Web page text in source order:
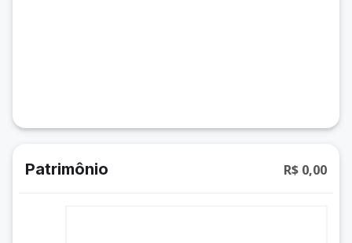
Patrimônio R$ 0,00